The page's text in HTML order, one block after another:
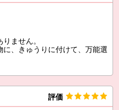
ません。
、きゅうりに付けて、万能選
評価